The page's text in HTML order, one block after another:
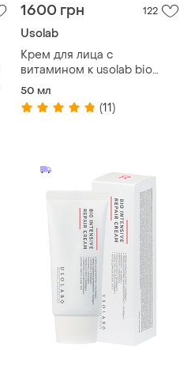
1600 грн 122
Usolab
Крем для лица с
витамином к usolab bio
intensive k cream - 50 мл
50 мл
(11)